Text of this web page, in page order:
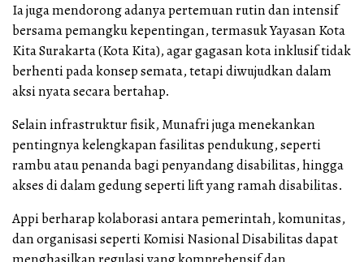
Ia juga mendorong adanya pertemuan rutin dan intensif
bersama pemangku kepentingan, termasuk Yayasan Kota
Kita Surakarta (Kota Kita), agar gagasan kota inklusif tidak
berhenti pada konsep semata, tetapi diwujudkan dalam
aksi nyata secara bertahap.
Selain infrastruktur fisik, Munafri juga menekankan
pentingnya kelengkapan fasilitas pendukung, seperti
rambu atau penanda bagi penyandang disabilitas, hingga
akses di dalam gedung seperti lift yang ramah disabilitas.
Appi berharap kolaborasi antara pemerintah, komunitas,
dan organisasi seperti Komisi Nasional Disabilitas dapat